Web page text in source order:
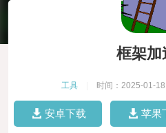
框架加
工具 时间：2025-01-18
安卓下载 苹果